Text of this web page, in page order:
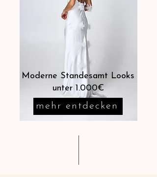
Moderne Standesamt Looks
unter 1.000€
mehr entdecken